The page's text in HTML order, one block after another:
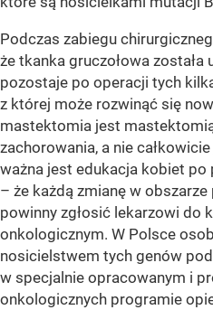
Podczas zabiegu
że tkanka gruczołowa została
pozostaje po operacji tych
z której może rozwinąć się
mastektomia jest
zachorowania, a nie
ważna jest edukacja kobiet
– że każdą zmianę w
powinny zgłosić lekarzowi do
onkologicznym. W Polsce
nosicielstwem tych genów
w specjalnie opracowanym i
onkologicznych programie